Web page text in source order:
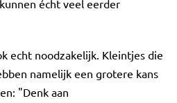
écht veel eerder
echt noodzakelijk. Kleintjes die
namelijk een grotere kans
"Denk aan